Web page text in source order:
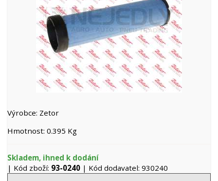
Výrobce: Zetor
Hmotnost: 0.395 Kg
Skladem, ihned k dodání
| Kód zboží: 93-0240 | Kód dodavatel: 930240